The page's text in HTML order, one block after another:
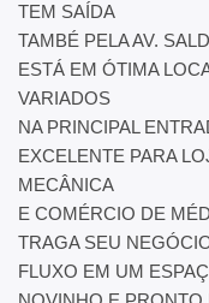
TEM SAÍDA
TAMBÉ PELA AV.
ESTÁ EM ÓTIMA
VARIADOS
NA PRINCIPAL
EXCELENTE PARA
MECÂNICA
E COMÉRCIO DE
TRAGA SEU
FLUXO EM UM